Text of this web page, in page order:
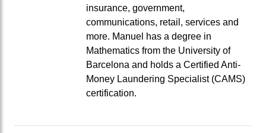
insurance, government,
communications, retail, services and
more. Manuel has a degree in
Mathematics from the University of
Barcelona and holds a Certified Anti-
Money Laundering Specialist (CAMS)
certification.